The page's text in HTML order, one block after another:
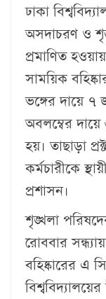
ঢাকা
অসদাচরণ ও
প্রমাণিত
সাময়িক
ভঙ্গের দায়ে
অবলম্বের
হয়। তাছাড়া
কর্মচারীকে
প্রশাসন।
শৃঙ্খলা
রোববার
বহিষ্কারের এ